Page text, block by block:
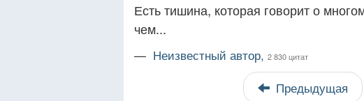
Есть тишина, которая говорит о
чем...
— Неизвестный автор, 2 830 цитат
Предыдущая